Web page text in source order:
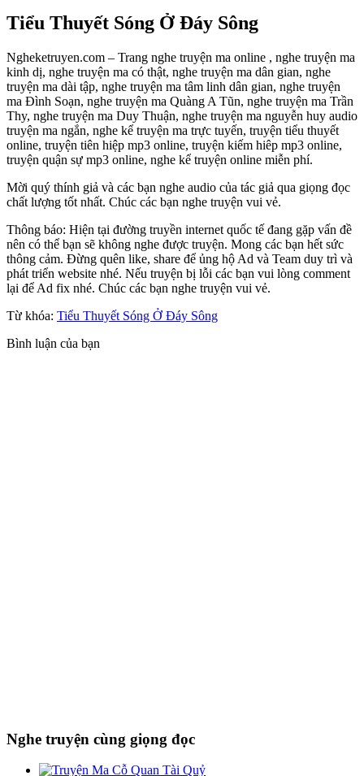
Tiểu Thuyết Sóng Ở Đáy Sông
Ngheketruyen.com – Trang nghe truyện ma online , nghe truyện ma
kinh dị, nghe truyện ma có thật, nghe truyện ma dân gian, nghe
truyện ma dài tập, nghe truyện ma tâm linh dân gian, nghe truyện
ma Đình Soạn, nghe truyện ma Quàng A Tũn, nghe truyện ma Trần
Thy, nghe truyện ma Duy Thuận, nghe truyện ma nguyễn huy audio
truyện ma ngắn, nghe kể truyện ma trực tuyến, truyện tiểu thuyết
online, truyện tiên hiệp mp3 online, truyện kiếm hiêp mp3 online,
truyện quận sự mp3 online, nghe kể truyện online miễn phí.
Mời quý thính giả và các bạn nghe audio của tác giả qua giọng đọc
chất lượng tốt nhất. Chúc các bạn nghe truyện vui vẻ.
Thông báo: Hiện tại đường truyền internet quốc tế đang gặp vấn đề
nên có thể bạn sẽ không nghe được truyện. Mong các bạn hết sức
thông cảm. Đừng quên like, share để ủng hộ Ad và Team duy trì và
phát triển website nhé. Nếu truyện bị lỗi các bạn vui lòng comment
lại để Ad fix nhé. Chúc các bạn nghe truyện vui vẻ.
Từ khóa: Tiểu Thuyết Sóng Ở Đáy Sông
Bình luận của bạn
Nghe truyện cùng giọng đọc